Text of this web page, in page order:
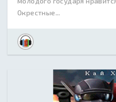
Окрестные...